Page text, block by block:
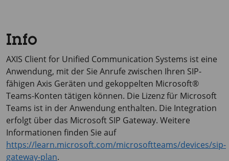
Info
AXIS Clientfor Unified Communication Systems ist eine
Anwendung, mit der Sie Anrufe zwischen Ihren SIP-
fähigen Axis Geräten und gekoppelten Microsoft®
Teams-Konten tätigen können. Die Lizenz für Microsoft
Teams ist in der Anwendung enthalten. Die Integration
erfolgt über das Microsoft SIP Gateway. Weitere
Informationen finden Sie auf
https://learn.microsoft.com/microsoftteams/devices/sip-
gateway-plan.